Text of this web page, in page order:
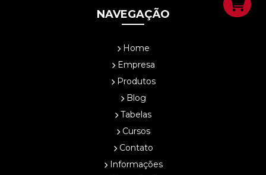
Consumidor poderá escolher a forma de como vai pagar sua energia
CONHEÇA 5 SOFTWARES MAIS UTILIZADOS NA INDÚSTRIA
Um Ajuste Justo – Análise da Eficiência e Equidade do Gasto Público no
MAIOR PARQUE DE ENERGIA SOLAR DA AMÉRICA LATINA É
NAVEGAÇÃO
Home
Empresa
Produtos
Blog
Tabelas
Cursos
Contato
Informações